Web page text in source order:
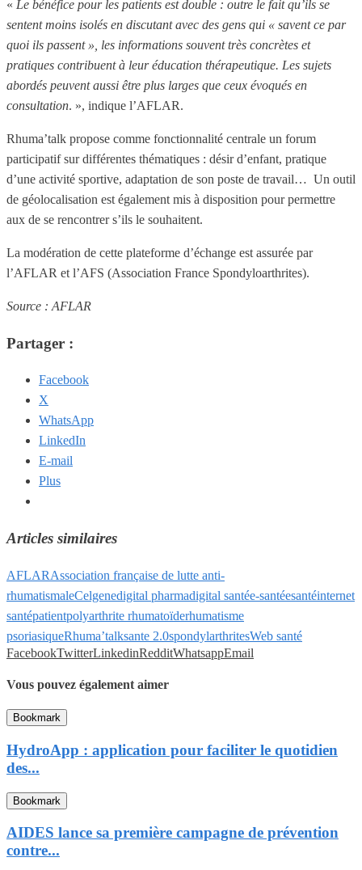
« Le bénéfice pour les patients est double : outre le fait qu’ils se
sentent moins isolés en discutant avec des gens qui « savent ce par
quoi ils passent », les informations souvent très concrètes et
pratiques contribuent à leur éducation thérapeutique. Les sujets
abordés peuvent aussi être plus larges que ceux évoqués en
consultation. », indique l’AFLAR.
Rhuma’talk propose comme fonctionnalité centrale un forum
participatif sur différentes thématiques : désir d’enfant, pratique
d’une activité sportive, adaptation de son poste de travail… Un outil
de géolocalisation est également mis à disposition pour permettre
aux de se rencontrer s’ils le souhaitent.
La modération de cette plateforme d’échange est assurée par
l’AFLAR et l’AFS (Association France Spondyloarthrites).
Source : AFLAR
Partager :
Facebook
X
WhatsApp
LinkedIn
E-mail
Plus
Articles similaires
AFLARAssociation française de lutte anti-
rhumatismaleCelgenedigital pharmadigital santée-santéesantéinternet
santépatientpolyarthrite rhumatoïderhumatisme
psoriasiqueRhuma’talksante 2.0spondylarthritesWeb santé
FacebookTwitterLinkedinRedditWhatsappEmail
Vous pouvez également aimer
Bookmark
HydroApp : application pour faciliter le quotidien
des...
Bookmark
AIDES lance sa première campagne de prévention
contre...